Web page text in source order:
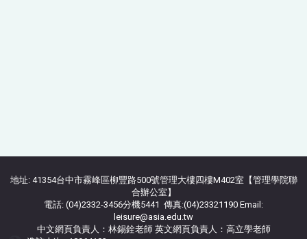
地址: 41354台中市霧峰區柳豐路500號管理大樓四樓M402室【管理學院聯
合辦公室】
電話: (04)2332-3456分機5441 傳真:(04)23321190 Email:
leisure@asia.edu.tw
中文網頁負責人：林錫銓老師 英文網頁負責人：高立學老師